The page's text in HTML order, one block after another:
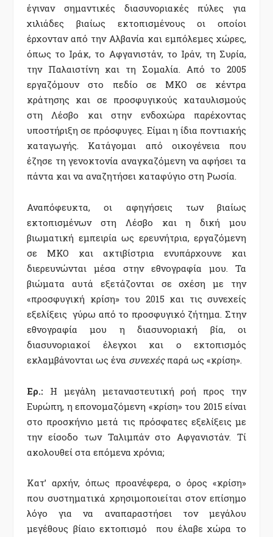
έγιναν σημαντικές διασυνοριακές πύλες για
χιλιάδες βιαίως εκτοπισμένους οι οποίοι
έρχονταν από την Αλβανία και εμπόλεμες χώρες,
όπως το Ιράκ, το Αφγανιστάν, το Ιράν, τη Συρία,
την Παλαιστίνη και τη Σομαλία. Από το 2005
εργαζόμουν στο πεδίο σε ΜΚΟ σε κέντρα
κράτησης και σε προσφυγικούς καταυλισμούς
στη Λέσβο και στην ενδοχώρα παρέχοντας
υποστήριξη σε πρόσφυγες. Είμαι η ίδια ποντιακής
καταγωγής. Κατάγομαι από οικογένεια που
έζησε τη γενοκτονία αναγκαζόμενη να αφήσει τα
πάντα και να αναζητήσει καταφύγιο στη Ρωσία.
Αναπόφευκτα, οι αφηγήσεις των βιαίως
εκτοπισμένων στη Λέσβο και η δική μου
βιωματική εμπειρία ως ερευνήτρια, εργαζόμενη
σε ΜΚΟ και ακτιβίστρια ενυπάρχουνε και
διερευνώνται μέσα στην εθνογραφία μου. Τα
βιώματα αυτά εξετάζονται σε σχέση με την
«προσφυγική κρίση» του 2015 και τις συνεχείς
εξελίξεις γύρω από το προσφυγικό ζήτημα. Στην
εθνογραφία μου η διασυνοριακή βία, οι
διασυνοριακοί έλεγχοι και ο εκτοπισμός
εκλαμβάνονται ως ένα συνεχέςπαρά ως «κρίση».
Ερ.: Η μεγάλη μεταναστευτική ροή προς την
Ευρώπη, η επονομαζόμενη «κρίση» του 2015 είναι
στο προσκήνιο μετά τις πρόσφατες εξελίξεις με
την είσοδο των Ταλιμπάν στο Αφγανιστάν. Τί
ακολουθεί στα επόμενα χρόνια;
Κατ’ αρχήν, όπως προανέφερα, ο όρος «κρίση»
που συστηματικά χρησιμοποιείται στον επίσημο
λόγο για να αναπαραστήσει τον μεγάλου
μεγέθους βίαιο εκτοπισμό που έλαβε χώρα το